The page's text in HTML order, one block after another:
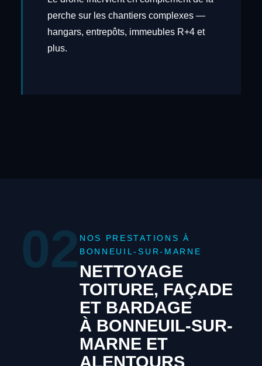
perche sur les chantiers complexes —
hangars, entrepôts, immeubles R+4 et
plus.
02 NOS PRESTATIONS À
BONNEUIL-SUR-MARNE
NETTOYAGE
TOITURE, FAÇADE
ET BARDAGE
À BONNEUIL-SUR-
MARNE ET
ALENTOURS